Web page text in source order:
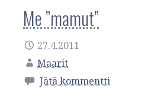
Me ”mamut”
27.4.2011
Maarit
Jätä kommentti